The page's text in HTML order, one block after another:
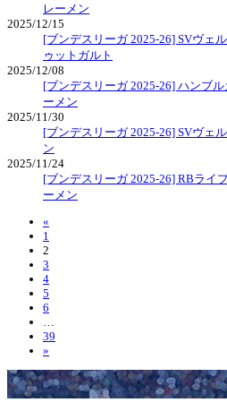
レーメン
2025/12/15
[ブンデスリーガ 2025-26] SVヴェ
ゥットガルト
2025/12/08
[ブンデスリーガ 2025-26] ハンブ
ーメン
2025/11/30
[ブンデスリーガ 2025-26] SVヴェ
ン
2025/11/24
[ブンデスリーガ 2025-26] RBライ
ーメン
«
1
2
3
4
5
6
39
»